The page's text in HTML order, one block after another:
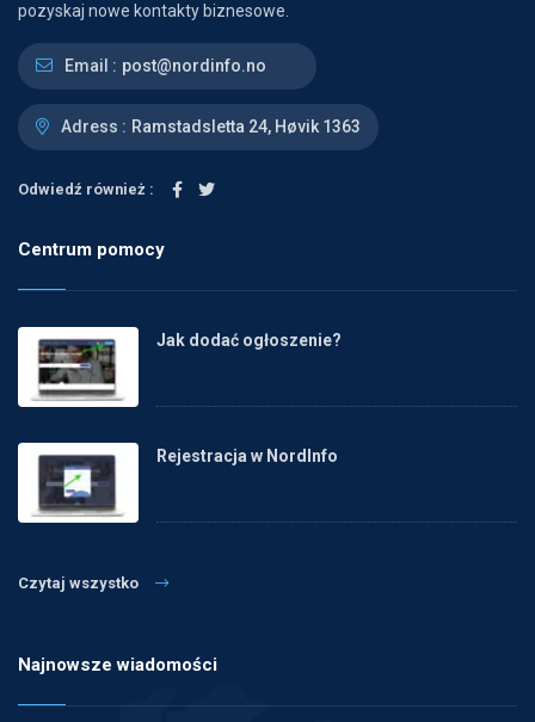
pozyskaj nowe kontakty biznesowe.
Email : post@nordinfo.no
Adress : Ramstadsletta 24, Høvik 1363
Odwiedź również :
Centrum pomocy
Jak dodać ogłoszenie?
Rejestracja w NordInfo
Czytaj wszystko
Najnowsze wiadomości